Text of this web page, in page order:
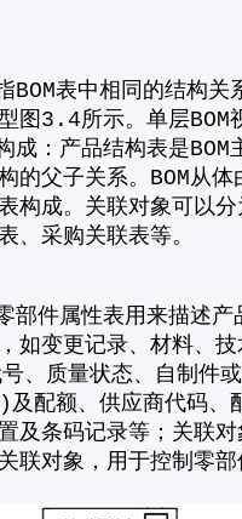
BOM表中相同的结构关
图3.4所示。单层BOM
成：产品结构表是BOM
的父子关系。BOM从体
构成。关联对象可以
、采购关联表等。
部件属性表用来描述产
如变更记录、材料、技
、质量状态、自制件
配额、供应商代码、
及条码记录等；关联
联对象，用于控制零